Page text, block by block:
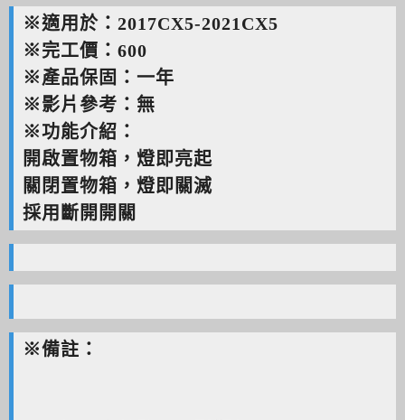
※適用於：2017CX5-2021CX5
※完工價：600
※產品保固：一年
※影片參考：無
※功能介紹：
開啟置物箱，燈即亮起
關閉置物箱，燈即關滅
採用斷開開關
※備註：